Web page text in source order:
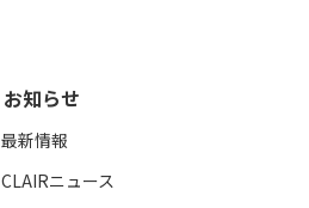
お知らせ
最新情報
CLAIRニュース